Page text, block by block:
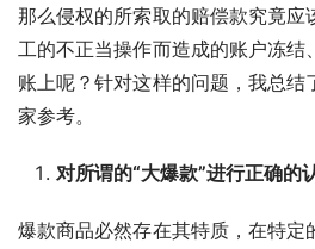
那么侵权的所索取的赔偿款究竟应
工的不正当操作而造成的账户冻结
账上呢？针对这样的问题，我总结
家参考。
对所谓的“大爆款”进行正确的
爆款商品必然存在其特质，在特定